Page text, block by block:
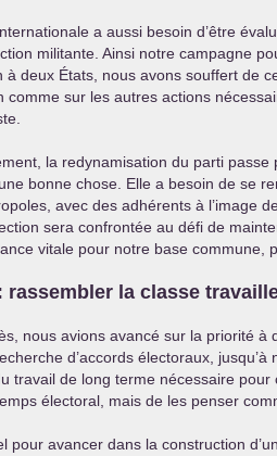
a aussi besoin d’être
militante. Ainsi notre campagne
à deux États, nous avons souffert de
comme sur les autres actions
la redynamisation du parti
bonne chose. Elle a besoin de se
avec des adhérents à l’image
sera confrontée au défi de
vitale pour notre base commune,
rassembler la classe
nous avions avancé sur la priorité
d’accords électoraux,
travail de long terme nécessaire
électoral, mais de les penser
pour avancer dans la construction